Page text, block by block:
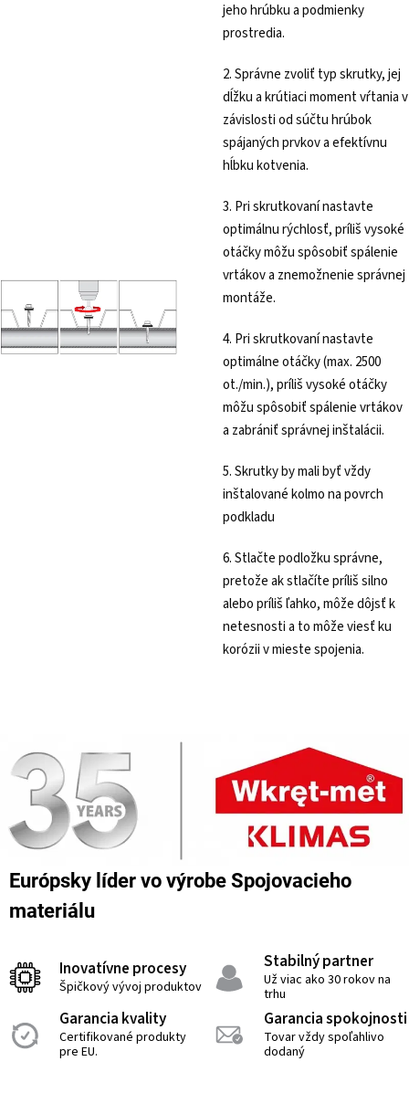
jeho hrúbku a podmienky
prostredia.
2. Správne zvoliť typ skrutky, jej
dĺžku a krútiaci moment vŕtania v
závislosti od súčtu hrúbok
spájaných prvkov a efektívnu
hĺbku kotvenia.
3. Pri skrutkovaní nastavte
optimálnu rýchlosť, príliš vysoké
otáčky môžu spôsobiť spálenie
vrtákov a znemožnenie správnej
montáže.
4. Pri skrutkovaní nastavte
optimálne otáčky (max. 2500
ot./min.), príliš vysoké otáčky
môžu spôsobiť spálenie vrtákov
a zabrániť správnej inštalácii.
5. Skrutky by mali byť vždy
inštalované kolmo na povrch
podkladu
6. Stlačte podložku správne,
pretože ak stlačíte príliš silno
alebo príliš ľahko, môže dôjsť k
netesnosti a to môže viesť ku
korózii v mieste spojenia.
Európsky líder vo výrobe Spojovacieho
materiálu
Inovatívne procesy
Špičkový vývoj produktov
Stabilný partner
Už viac ako 30 rokov na
trhu
Garancia kvality
Certifikované produkty
pre EU.
Garancia spokojnosti
Tovar vždy spoľahlivo
dodaný